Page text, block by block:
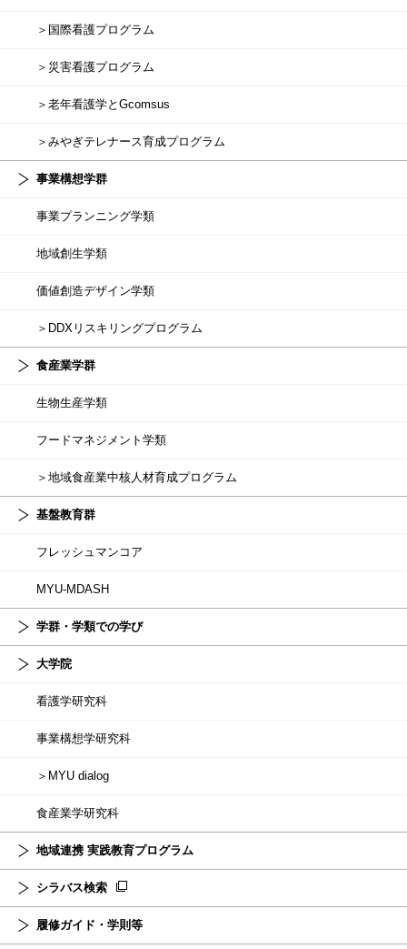
＞国際看護プログラム
＞災害看護プログラム
＞老年看護学とGcomsus
＞みやぎテレナース育成プログラム
事業構想学群
事業プランニング学類
地域創生学類
価値創造デザイン学類
＞DDXリスキリングプログラム
食産業学群
生物生産学類
フードマネジメント学類
＞地域食産業中核人材育成プログラム
基盤教育群
フレッシュマンコア
MYU-MDASH
学群・学類での学び
大学院
看護学研究科
事業構想学研究科
＞MYU dialog
食産業学研究科
地域連携 実践教育プログラム
シラバス検索
履修ガイド・学則等